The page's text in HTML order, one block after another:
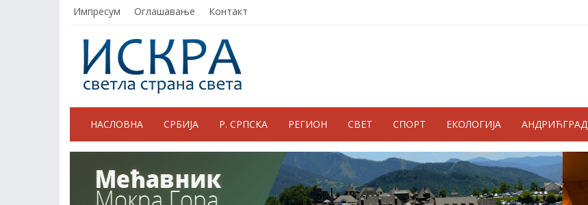
Импресум Оглашавање Контакт
НАСЛОВНА СРБИЈА Р. СРПСКА РЕГИОН СВЕТ СПОРТ ЕКОЛОГИЈА АНДРИЋГРАД